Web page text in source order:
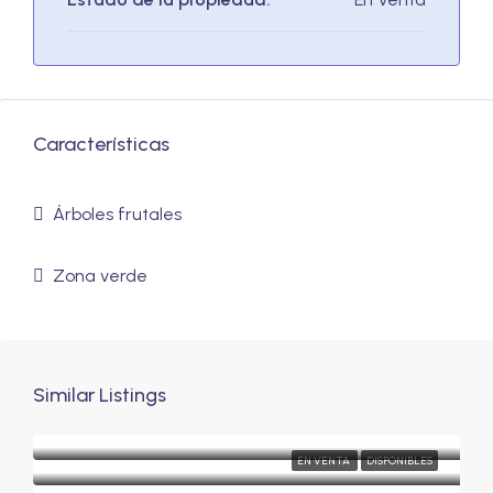
Características
Árboles frutales
Zona verde
Similar Listings
EN VENTA DISPONIBLES